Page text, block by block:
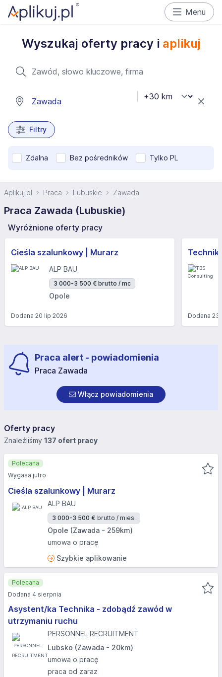
Menu
Wyszukaj oferty pracy i aplikuj
Filtry
Zdalna Bez pośredników Tylko PL
Aplikuj.pl Praca Lubuskie Zawada
Praca Zawada (Lubuskie)
Wyróżnione oferty pracy
Cieśla szalunkowy | Murarz
ALP BAU
3 000-3 500 € brutto / mc
Opole
Dodana 20 lip 2026 Dodana23
Praca alert - powiadomienia
Praca Zawada
Włącz powiadomienia
Oferty pracy
Znaleźliśmy 137 ofert pracy
Cieśla szalunkowy | Murarz
ALP BAU
3 000-3 500 € brutto / mies.
Opole (Zawada - 259km)
umowa o pracę
Szybkie aplikowanie
Polecana
Wygasa jutro
Asystent/ka Technika - zdobądź zawód w
utrzymaniu ruchu
PERSONNEL RECRUITMENT
Lubsko (Zawada - 20km)
umowa o pracę
praca od zaraz
Polecana
Dodana 4 sierpnia